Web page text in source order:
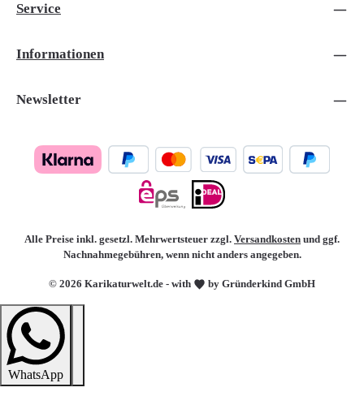
Service
Informationen
Newsletter
© 2026 Karikaturwelt.de - with by Gründerkind GmbH
Alle Preise inkl. gesetzl. Mehrwertsteuer zzgl. Versandkosten und ggf.
Nachnahmegebühren, wenn nicht anders angegeben.
WhatsApp